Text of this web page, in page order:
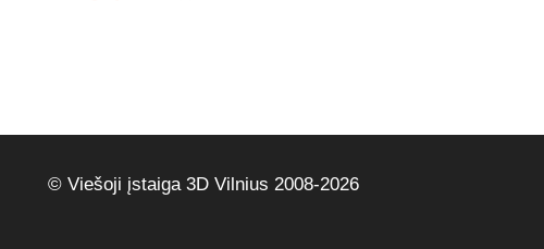
© Viešoji įstaiga 3D Vilnius 2008-2026